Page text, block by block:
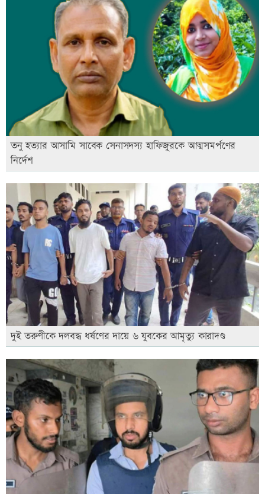
তনু হত্যার আসামি সাবেক সেনাসদস্য হাফিজুরকে আত্মসমর্পণের
নির্দেশ
দুই তরুণীকে দলবদ্ধ ধর্ষণের দায়ে ৬ যুবকের আমৃত্যু কারাদণ্ড